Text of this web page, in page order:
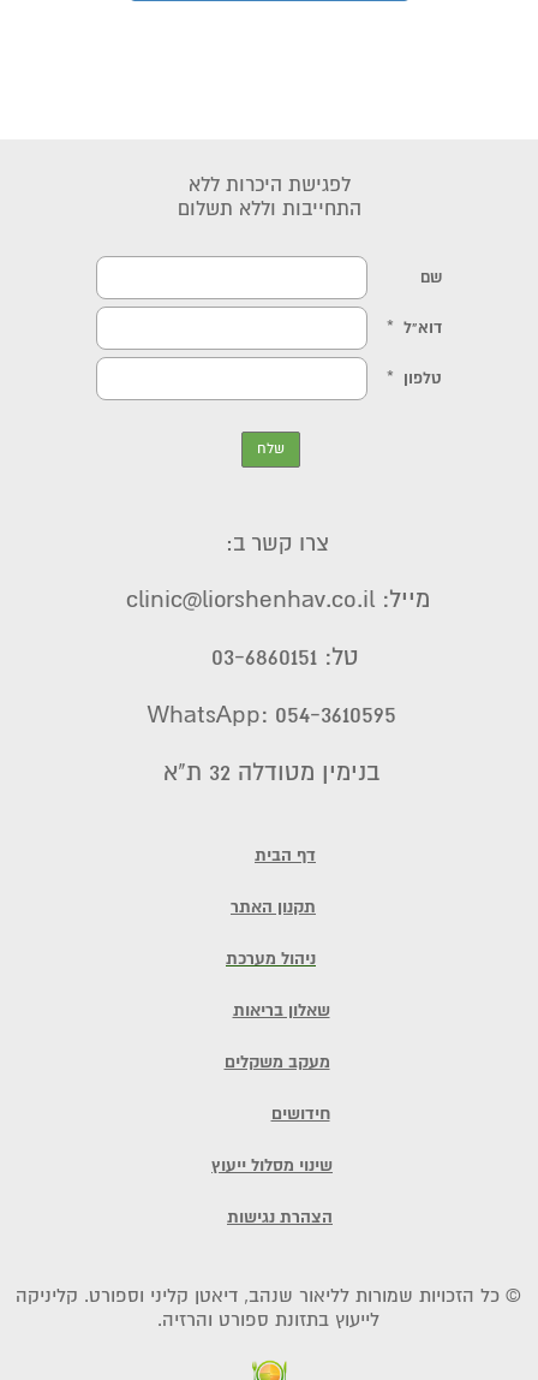
© כל הזכויות שמורות לליאור שנהב, דיאטן קליני וספורט. קליניקה
לייעוץ בתזונת ספורט והרזיה.
דף הבית
תקנון האתר
ניהול מערכת
שאלון בריאות
מעקב משקלים
חידושים
שינוי מסלול ייעוץ
הצהרת נגישות
לפגישת היכרות ללא
התחייבות וללא תשלום
בנימין מטודלה 32 ת"א
צרו קשר ב:
מייל: clinic@liorshenhav.co.il
טל: 03-6860151
WhatsApp: 054-3610595